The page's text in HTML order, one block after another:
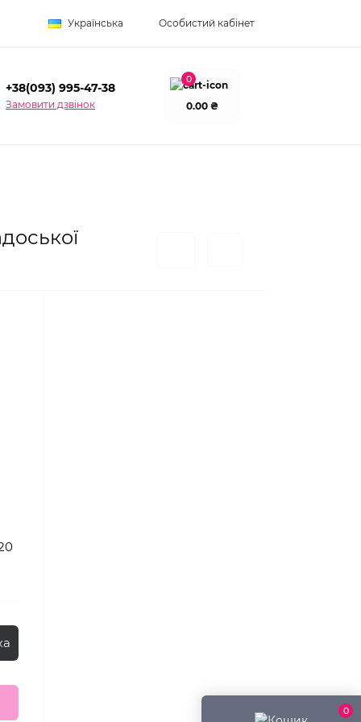
0
Українська Особистий кабінет
+38(093) 995-47-38
Замовити дзвінок
0
0.00 ₴